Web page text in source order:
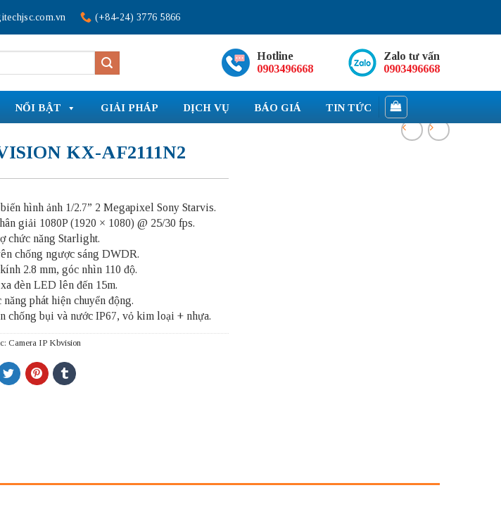
(+84-24) 3776 5866
Hotline
0903496668
Zalo tư vấn
0903496668
NỔI BẬT GIẢI PHÁP DỊCH VỤ BÁO GIÁ TIN TỨC
KX-AF2111N2
hình ảnh 1/2.7” 2 Megapixel Sony Starvis.
giải 1080P (1920 × 1080) @ 25/30 fps.
chức năng Starlight.
chống ngược sáng DWDR.
2.8 mm, góc nhìn 110 độ.
đèn LED lên đến 15m.
năng phát hiện chuyển động.
chống bụi và nước IP67, vỏ kim loại + nhựa.
Camera IP Kbvision